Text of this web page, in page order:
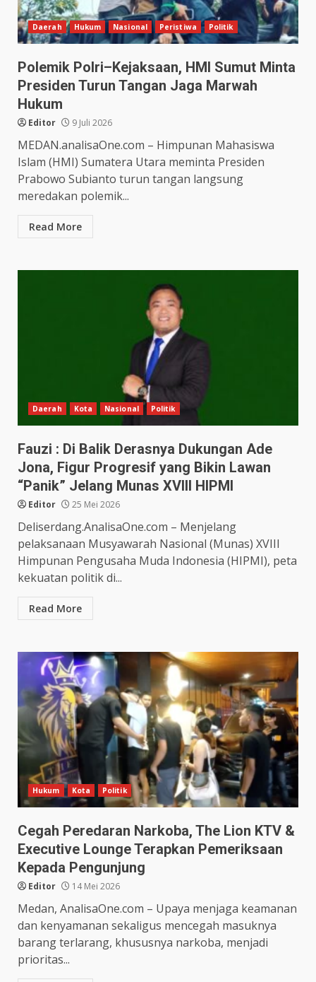
Daerah Hukum Nasional Peristiwa Politik
Polemik Polri–Kejaksaan, HMI Sumut Minta
Presiden Turun Tangan Jaga Marwah
Hukum
Editor 9 Juli 2026
MEDAN.analisaOne.com – Himpunan Mahasiswa
Islam (HMI) Sumatera Utara meminta Presiden
Prabowo Subianto turun tangan langsung
meredakan polemik...
Read More
Daerah Kota Nasional Politik
Fauzi : Di Balik Derasnya Dukungan Ade
Jona, Figur Progresif yang Bikin Lawan
“Panik” Jelang Munas XVIII HIPMI
Editor 25 Mei 2026
Deliserdang.AnalisaOne.com – Menjelang
pelaksanaan Musyawarah Nasional (Munas) XVIII
Himpunan Pengusaha Muda Indonesia (HIPMI), peta
kekuatan politik di...
Read More
Hukum Kota Politik
Cegah Peredaran Narkoba, The Lion KTV &
Executive Lounge Terapkan Pemeriksaan
Kepada Pengunjung
Editor 14 Mei 2026
Medan, AnalisaOne.com – Upaya menjaga keamanan
dan kenyamanan sekaligus mencegah masuknya
barang terlarang, khususnya narkoba, menjadi
prioritas...